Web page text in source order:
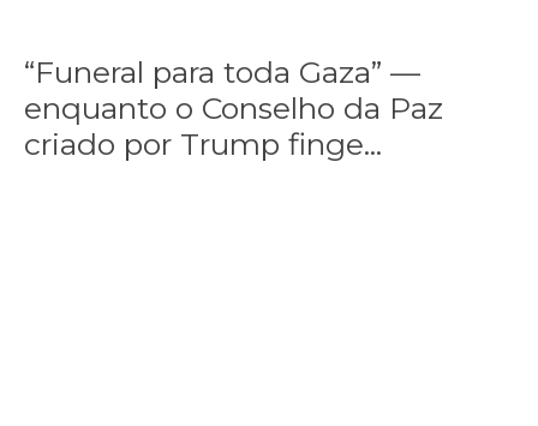
“Funeral para toda Gaza” —
enquanto o Conselho da Paz
criado por Trump finge...